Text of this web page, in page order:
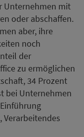
Unternehmen mit
oder abschaffen.
aber, ihre
noch
der
zu ermöglichen
34 Prozent
bei Unternehmen